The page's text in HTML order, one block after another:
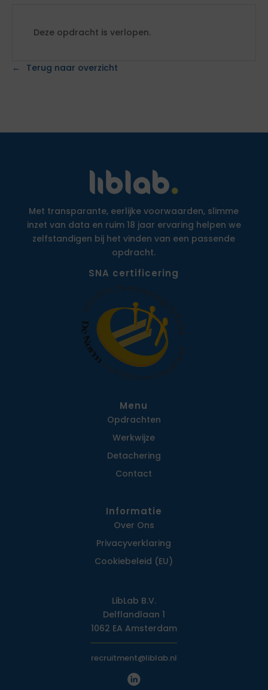
Deze opdracht is verlopen.
Terug naar overzicht
Met transparante, eerlijke voorwaarden, slimme
inzet van data en ruim 18 jaar ervaring helpen we
zelfstandigen bij het vinden van een passende
opdracht.
SNA certificering
Menu
Opdrachten
Werkwijze
Detachering
Contact
Informatie
Over Ons
Privacy­verklaring
Cookiebeleid (EU)
LibLab B.V.
Delflandlaan 1
1062 EA Amsterdam
recruitment@liblab.nl